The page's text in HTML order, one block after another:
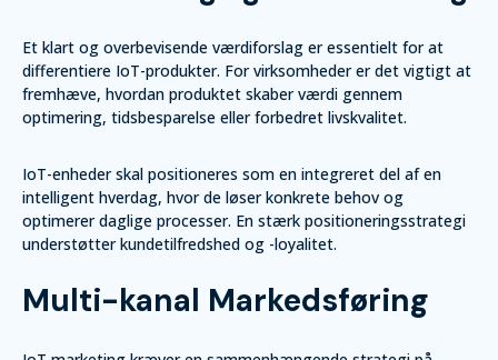
Et klart og overbevisende værdiforslag er essentielt for at
differentiere IoT-produkter. For virksomheder er det vigtigt at
fremhæve, hvordan produktet skaber værdi gennem
optimering, tidsbesparelse eller forbedret livskvalitet.
IoT-enheder skal positioneres som en integreret del af en
intelligent hverdag, hvor de løser konkrete behov og
optimerer daglige processer. En stærk positioneringsstrategi
understøtter kundetilfredshed og -loyalitet.
Multi-kanal Markedsføring